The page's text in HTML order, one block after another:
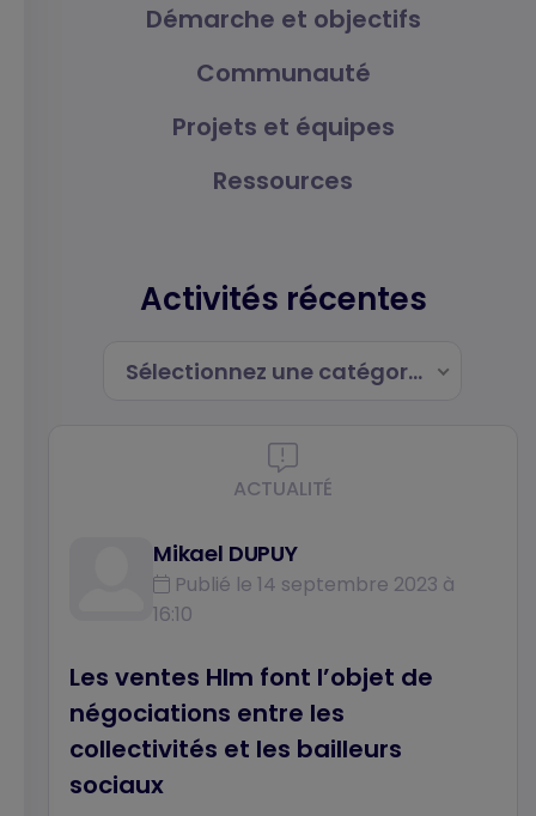
Démarche et objectifs
Communauté
Projets et équipes
Ressources
Activités récentes
Sélectionnez une catégorie
ACTUALITÉ
Mikael DUPUY
Publié le 14 septembre 2023 à
16:10
Les ventes Hlm font l’objet de
négociations entre les
collectivités et les bailleurs
sociaux